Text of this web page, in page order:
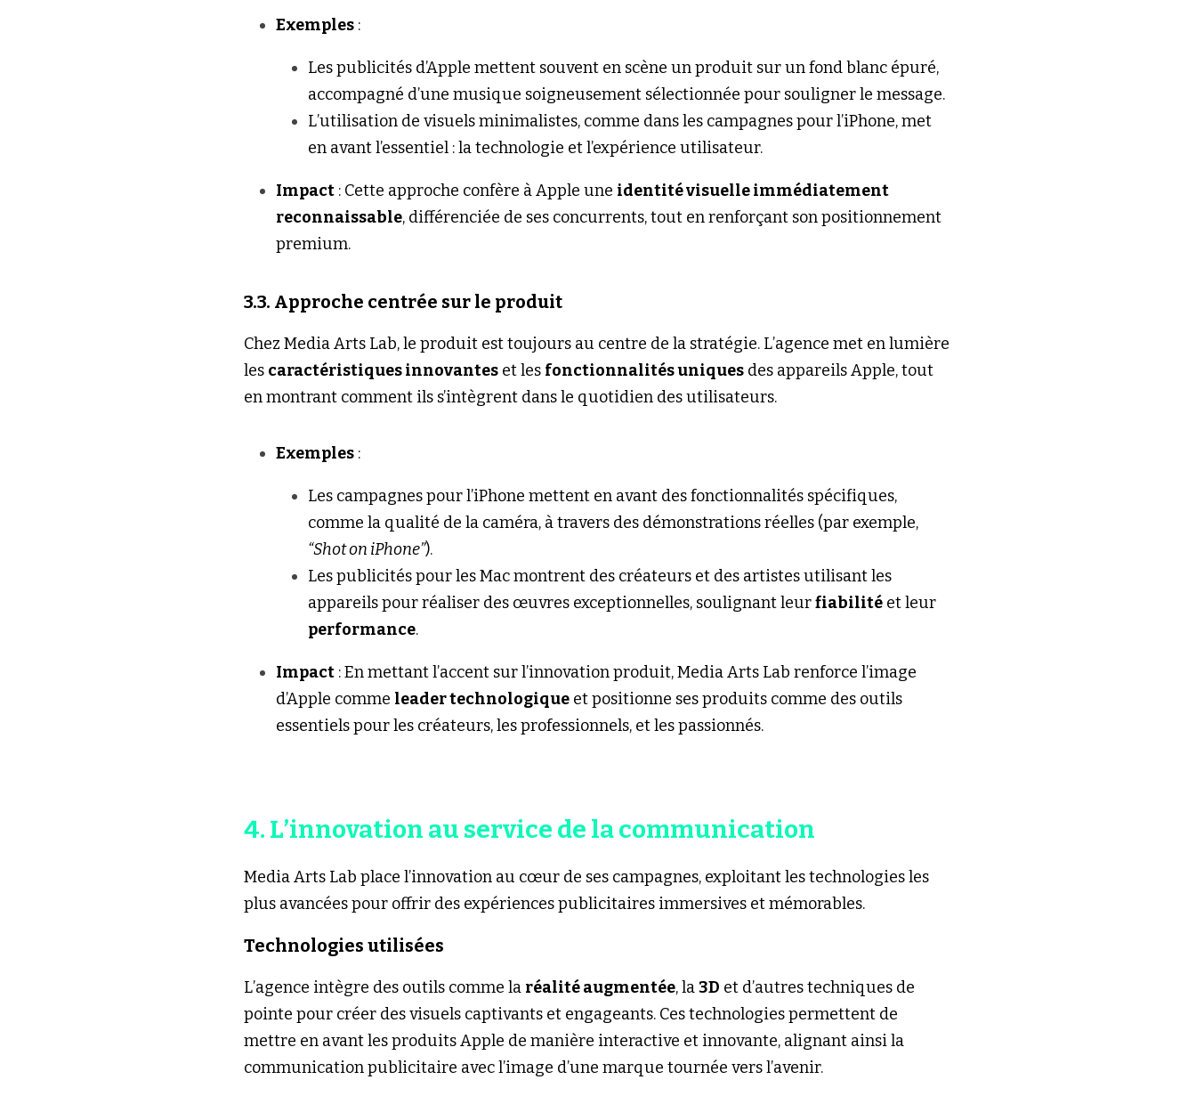
Exemples :
Les publicités d’Apple mettent souvent en scène un produit sur un fond blanc épuré,
accompagné d’une musique soigneusement sélectionnée pour souligner le message.
L’utilisation de visuels minimalistes, comme dans les campagnes pour l’iPhone, met
en avant l’essentiel : la technologie et l’expérience utilisateur.
Impact : Cette approche confère à Apple une identité visuelle immédiatement
reconnaissable, différenciée de ses concurrents, tout en renforçant son positionnement
premium.
3.3. Approche centrée sur le produit
Chez Media Arts Lab, le produit est toujours au centre de la stratégie. L’agence met en lumière
les caractéristiques innovantes et les fonctionnalités uniques des appareils Apple, tout
en montrant comment ils s’intègrent dans le quotidien des utilisateurs.
Exemples :
Les campagnes pour l’iPhone mettent en avant des fonctionnalités spécifiques,
“Shot on iPhone”).
Les publicités pour les Mac montrent des créateurs et des artistes utilisant les
appareils pour réaliser des œuvres exceptionnelles, soulignant leur fiabilité
performance.
Impact : En mettant l’accent sur l’innovation produit, Media Arts Lab renforce l’image
d’Apple comme leader technologique et positionne ses produits comme des outils
essentiels pour les créateurs, les professionnels, et les passionnés.
4. L’innovation au service de la communication
Media Arts Lab place l’innovation au cœur de ses campagnes, exploitant les technologies les
plus avancées pour offrir des expériences publicitaires immersives et mémorables.
Technologies utilisées
L’agence intègre des outils comme la réalité augmentée, la 3D et d’autres techniques de
pointe pour créer des visuels captivants et engageants. Ces technologies permettent de
mettre en avant les produits Apple de manière interactive et innovante, alignant ainsi la
communication publicitaire avec l’image d’une marque tournée vers l’avenir.